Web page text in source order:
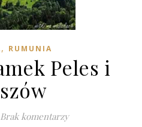
, RUMUNIA
Peles i
Brak komentarzy